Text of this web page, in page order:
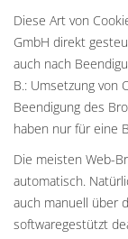
Diese Art von
GmbH direkt
auch nach
B.: Umsetzung von
Beendigung des
haben nur für eine
Die meisten Web-
automatisch.
auch manuell über
softwaregestützt